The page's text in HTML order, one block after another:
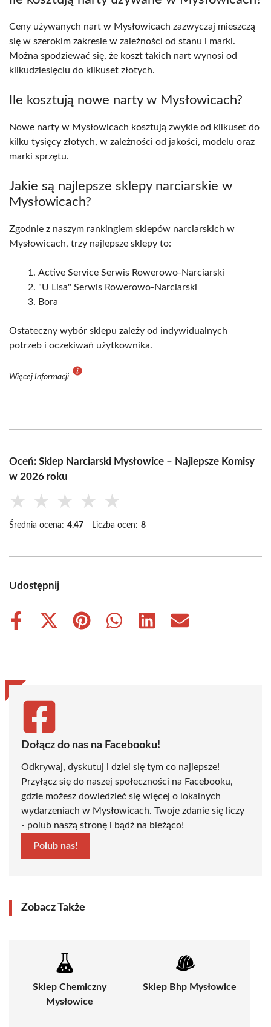
Ceny używanych nart w Mysłowicach zazwyczaj mieszczą
się w szerokim zakresie w zależności od stanu i marki.
Można spodziewać się, że koszt takich nart wynosi od
kilkudziesięciu do kilkuset złotych.
Ile kosztują nowe narty w Mysłowicach?
Nowe narty w Mysłowicach kosztują zwykle od kilkuset do
kilku tysięcy złotych, w zależności od jakości, modelu oraz
marki sprzętu.
Jakie są najlepsze sklepy narciarskie w
Mysłowicach?
Zgodnie z naszym rankingiem sklepów narciarskich w
Mysłowicach, trzy najlepsze sklepy to:
Active Service Serwis Rowerowo-Narciarski
"U Lisa" Serwis Rowerowo-Narciarski
Bora
Ostateczny wybór sklepu zależy od indywidualnych
potrzeb i oczekiwań użytkownika.
Więcej Informacji
Oceń: Sklep Narciarski Mysłowice – Najlepsze Komisy
w 2026 roku
★ ★ ★ ★ ★
Średnia ocena: 4.47 Liczba ocen: 8
Udostępnij
Share
Share
(Twitter)
Share
Share
Share
Share
Dołącz do nas na Facebooku!
Odkrywaj, dyskutuj i dziel się tym co najlepsze!
Przyłącz się do naszej społeczności na Facebooku,
gdzie możesz dowiedzieć się więcej o lokalnych
wydarzeniach w Mysłowicach. Twoje zdanie się liczy
- polub naszą stronę i bądź na bieżąco!
Polub nas!
Zobacz Także
Sklep Chemiczny
Mysłowice
Sklep Bhp Mysłowice